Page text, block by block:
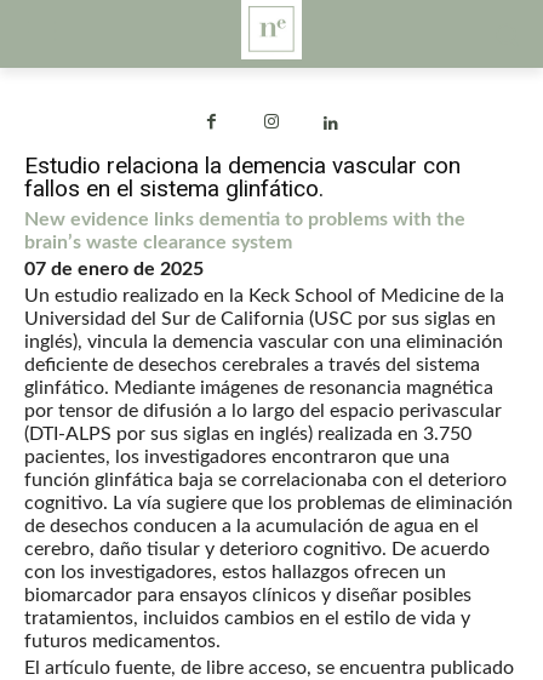
Estudio relaciona la demencia vascular con
fallos en el sistema glinfático.
New evidence links dementia to problems with the
brain’s waste clearance system
07 de enero de 2025
Un estudio realizado en la Keck School of Medicine de la
Universidad del Sur de California (USC por sus siglas en
inglés), vincula la demencia vascular con una eliminación
deficiente de desechos cerebrales a través del sistema
glinfático. Mediante imágenes de resonancia magnética
por tensor de difusión a lo largo del espacio perivascular
(DTI-ALPS por sus siglas en inglés) realizada en 3.750
pacientes, los investigadores encontraron que una
función glinfática baja se correlacionaba con el deterioro
cognitivo. La vía sugiere que los problemas de eliminación
de desechos conducen a la acumulación de agua en el
cerebro, daño tisular y deterioro cognitivo. De acuerdo
con los investigadores, estos hallazgos ofrecen un
biomarcador para ensayos clínicos y diseñar posibles
tratamientos, incluidos cambios en el estilo de vida y
futuros medicamentos.
El artículo fuente, de libre acceso, se encuentra publicado